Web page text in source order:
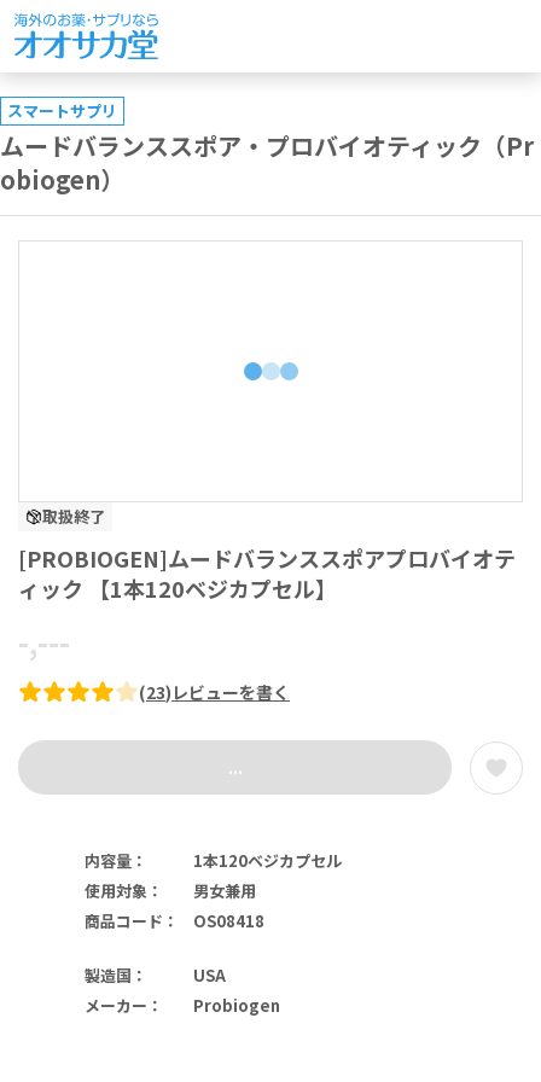
スマートサプリ
ムードバランススポア・プロバイオティック（Pr
obiogen）
取扱終了
[PROBIOGEN]ムードバランススポアプロバイオテ
ィック 【1本120ベジカプセル】
-,---
(23) レビューを書く
...
内容量 ：
1本120ベジカプセル
使用対象 ：
男女兼用
商品コード ： OS08418
製造国 ：
USA
メーカー ： Probiogen